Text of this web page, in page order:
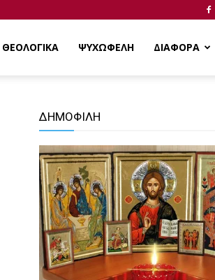
ΘΕΟΛΟΓΙΚΑ ΨΥΧΩΦΕΛΗ ΔΙΑΦΟΡΑ
ΔΗΜΟΦΙΛΗ